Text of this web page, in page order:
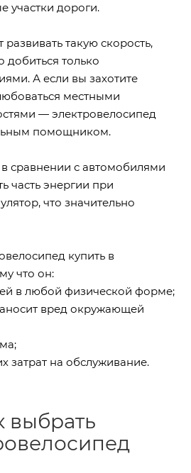
участки дороги.
такую скорость,
только
А если вы захотите
местными
— электровелосипед
помощником.
сравнении с автомобилями
часть энергии при
что значительно
купить в
что он:
в любой физической форме;
вред окружающей
затрат на обслуживание.
выбрать